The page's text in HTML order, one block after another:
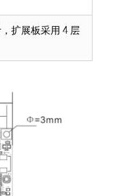
扩展板采用 4 层